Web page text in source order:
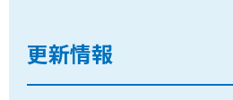
更新情報